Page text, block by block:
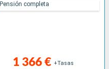
1 366 € +Tasas
Pensión completa